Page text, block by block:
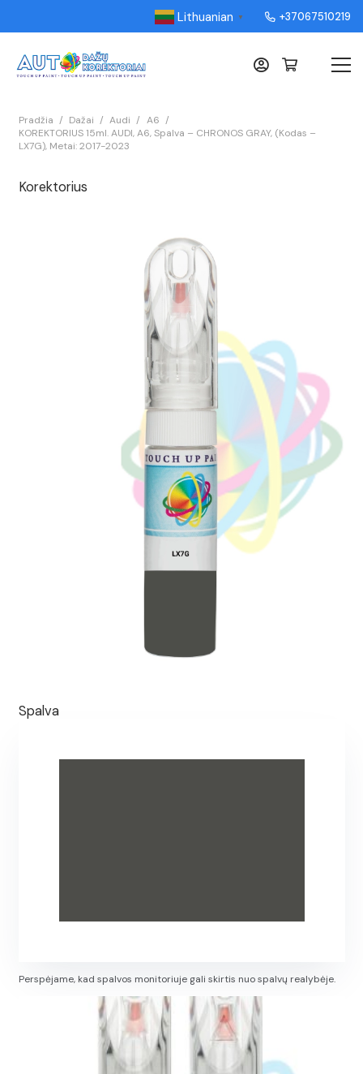
Lithuanian ▼ +37067510219
Pradžia / Dažai / Audi / A6 /
KOREKTORIUS 15ml. AUDI, A6, Spalva – CHRONOS GRAY, (Kodas –
LX7G), Metai: 2017-2023
Korektorius
Spalva
Perspėjame, kad spalvos monitoriuje gali skirtis nuo spalvų realybėje.